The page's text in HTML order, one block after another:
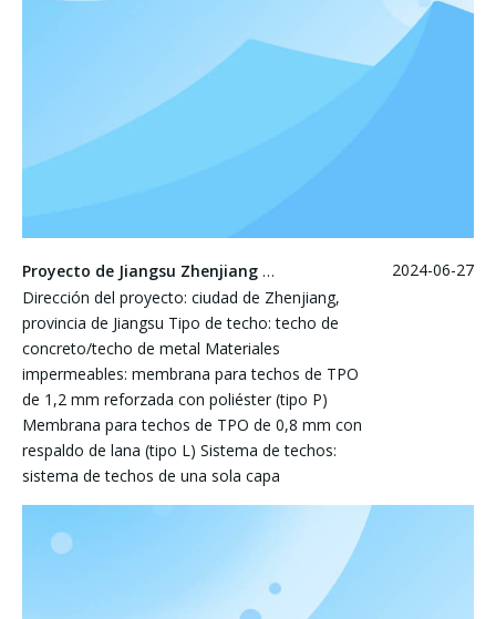
Proyecto de Jiangsu Zhenjiang Funeng Technology Co., Ltd
Dirección del proyecto: ciudad de Zhenjiang,
provincia de Jiangsu Tipo de techo: techo de
concreto/techo de metal Materiales
impermeables: membrana para techos de TPO
de 1,2 mm reforzada con poliéster (tipo P)
Membrana para techos de TPO de 0,8 mm con
respaldo de lana (tipo L) Sistema de techos:
sistema de techos de una sola capa
2024-06-27